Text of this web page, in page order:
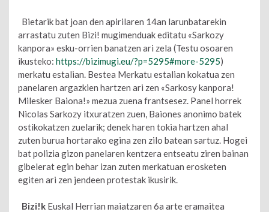
Bietarik bat joan den apirilaren 14an larunbatarekin
arrastatu zuten Bizi! mugimenduak editatu «Sarkozy
kanpora» esku-orrien banatzen ari zela (Testu osoaren
ikusteko: https://bizimugi.eu/?p=5295#more-5295)
merkatu estalian. Bestea Merkatu estalian kokatua zen
panelaren argazkien hartzen ari zen «Sarkosy kanpora!
Milesker Baiona!» mezua zuena frantsesez. Panel horrek
Nicolas Sarkozy itxuratzen zuen, Baiones anonimo batek
ostikokatzen zuelarik; denek haren tokia hartzen ahal
zuten burua hortarako egina zen zilo batean sartuz. Hogei
bat polizia gizon panelaren kentzera entseatu ziren bainan
gibelerat egin behar izan zuten merkatuan erosketen
egiten ari zen jendeen protestak ikusirik.
Bizi!k Euskal Herrian maiatzaren 6a arte eramaitea